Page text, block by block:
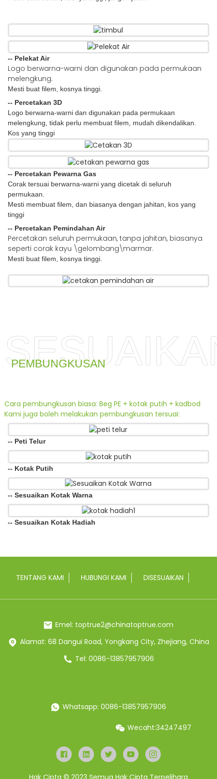
-- Pelekat Air
Logo berwarna-warni dan digunakan pada permukaan
melengkung.
Mesti buat filem, kosnya tinggi.
-- Percetakan 3D
Logo berwarna-warni dan digunakan pada permukaan
melengkung, tidak perlu membuat filem, mudah dikendalikan.
Kos yang tinggi
-- Percetakan Pewarna Gas
Corak tersuai berwarna-warni yang dicetak di seluruh
permukaan.
Mesti membuat filem, dan biasanya dengan jahitan, kos yang
tinggi
-- Percetakan Pemindahan Air
Percetakan seluruh permukaan, tanpa jahitan, biasanya
seperti corak kayu \gelombang\marmar.
Mesti buat filem, kosnya tinggi.
PEMBUNGKUSAN
Cara pembungkusan biasa: Beg PE + kotak putih + kadbod
Kami juga boleh melakukan pembungkusan tersuai:
-- Peti Telur
-- Kotak Putih
-- Sesuaikan Kotak Warna
-- Sesuaikan Kotak Hadiah
TENTANG KAMI HUBUNGI KAMI DISESUAIKAN
Emel: toptrue2@chinatoptrue.com
Alamat: 68 Dangui Road, Yongkang City, Zhejiang, China
Tel: 0086-13857957906
Whatsapp: 0086-13857957906
Wecaht:34247497
Hak Cipta © 2023 Semua Hak Cipta Terpelihara